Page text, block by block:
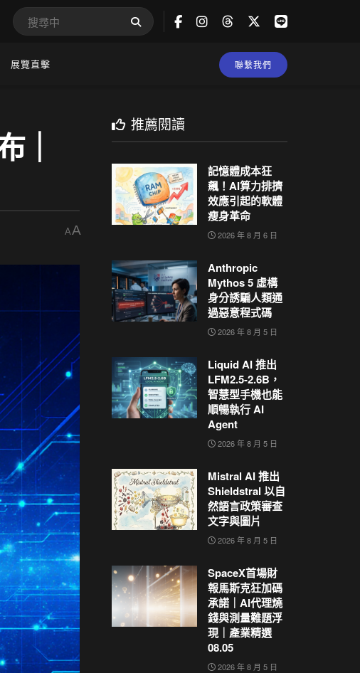
展覽直擊 聯繫我們
AA
推薦閱讀
記憶體成本狂
飆！AI算力排擠
效應引起的軟體
瘦身革命
2026 年 8 月 6 日
Anthropic
Mythos 5 虛構
身分誘騙人類通
過惡意程式碼
2026 年 8 月 5 日
Liquid AI 推出
LFM2.5-2.6B，
智慧型手機也能
順暢執行 AI
Agent
2026 年 8 月 5 日
Mistral AI 推出
Shieldstral 以自
然語言政策審查
文字與圖片
2026 年 8 月 5 日
SpaceX首場財
報馬斯克狂加碼
承諾｜AI代理燒
錢與測量難題浮
現｜產業精選
08.05
2026 年 8 月 5 日